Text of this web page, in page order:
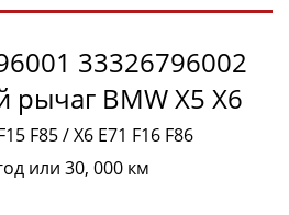
33326796002
BMW X5 X6
F85 / X6 E71 F16 F86
или 30, 000 км